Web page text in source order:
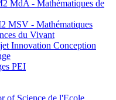
MdA - Mathématiques de
MSV - Mathématiques
du Vivant
Innovation Conception
PEI
of Science de l'Ecole